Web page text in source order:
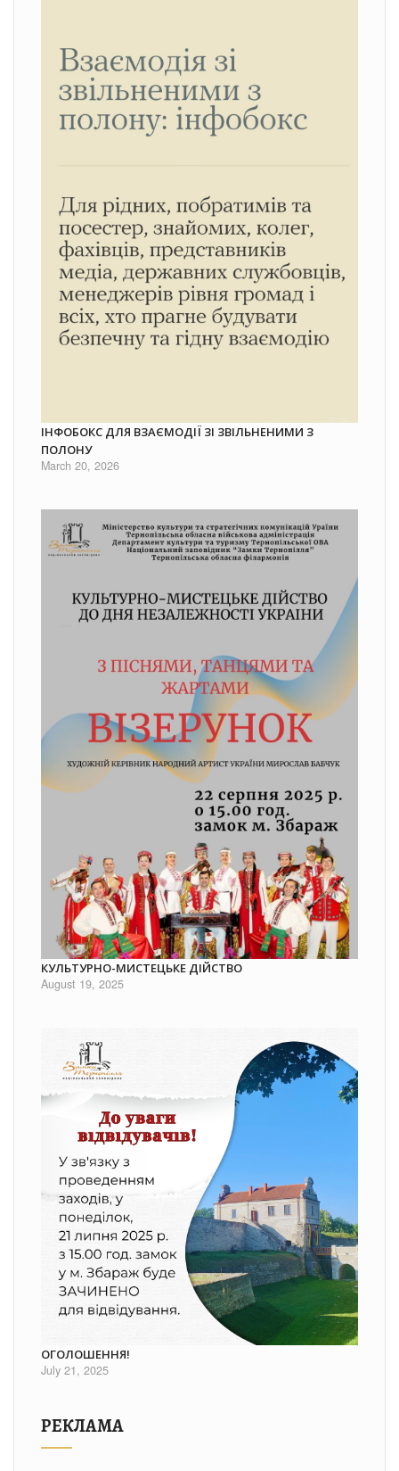
ІНФОБОКС ДЛЯ ВЗАЄМОДІЇ ЗІ ЗВІЛЬНЕНИМИ З
ПОЛОНУ
March 20, 2026
КУЛЬТУРНО-МИСТЕЦЬКЕ ДІЙСТВО
August 19, 2025
ОГОЛОШЕННЯ!
July 21, 2025
РЕКЛАМА